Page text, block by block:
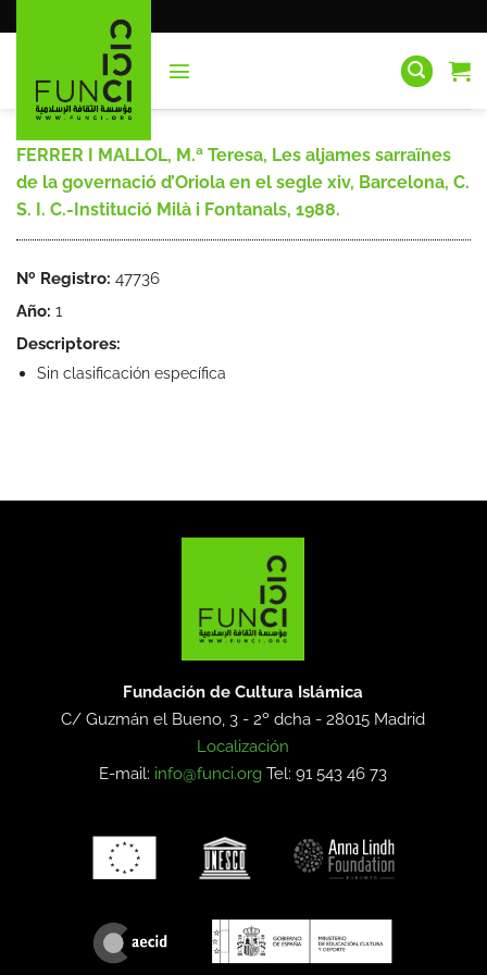
al
FERRER I MALLOL, M.ª Teresa, Les aljames sarraïnes
de la governació d’Oriola en el segle xiv, Barcelona, C.
S. I. C.-Institució Milà i Fontanals, 1988.
Nº Registro: 47736
Año: 1
Descriptores:
Sin clasificación específica
Fundación de Cultura Islámica
C/ Guzmán el Bueno, 3 - 2º dcha -28015 Madrid
Localización
E-mail: info@funci.org Tel: 91 543 46 73